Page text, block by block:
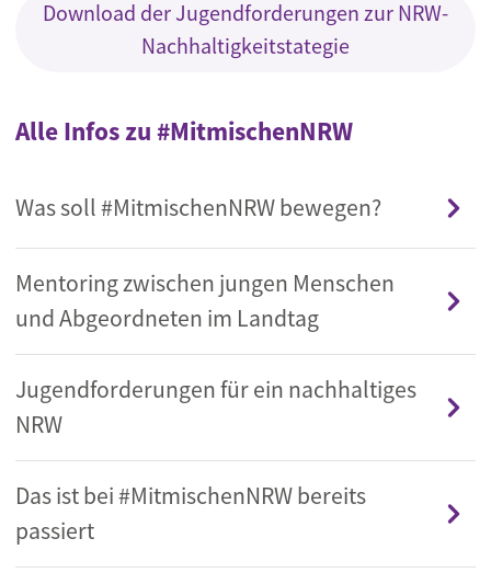
Download der Jugendforderungen zur NRW-
Nachhaltigkeitstategie
Alle Infos zu #MitmischenNRW
Was soll #MitmischenNRW bewegen?
Mentoring zwischen jungen Menschen
und Abgeordneten im Landtag
Jugendforderungen für ein nachhaltiges
NRW
Das ist bei #MitmischenNRW bereits
passiert